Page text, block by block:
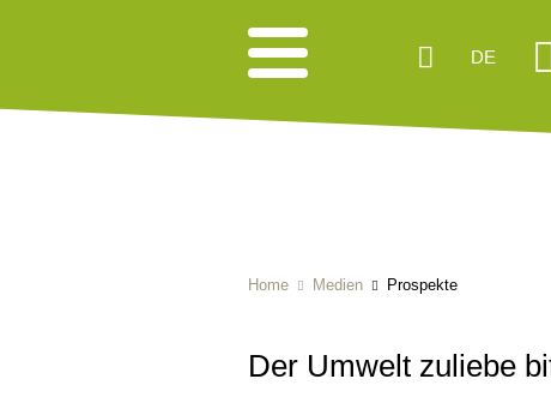
DE
Home Medien Prospekte
Der Umwelt zuliebe